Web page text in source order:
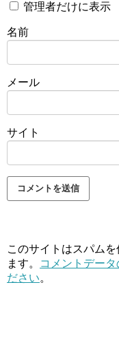
管理者だけに表示
名前
メール
サイト
このサイトはスパム
ます。
コメントデー
ださい。